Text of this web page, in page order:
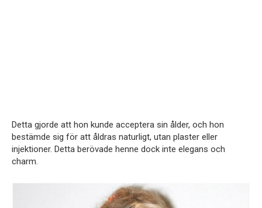
Detta gjorde att hon kunde acceptera sin ålder, och hon
bestämde sig för att åldras naturligt, utan plaster eller
injektioner. Detta berövade henne dock inte elegans och
charm.